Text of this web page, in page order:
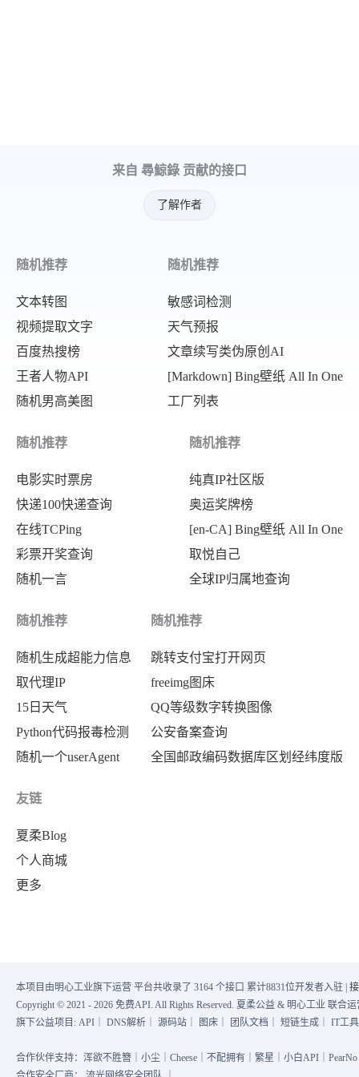
来自 尋鯨錄 贡献的接口
了解作者
随机推荐
文本转图
视频提取文字
百度热搜榜
王者人物API
随机男高美图
随机推荐
敏感词检测
天气预报
文章续写类伪原创AI
[Markdown] Bing壁纸 All In One
工厂列表
随机推荐
电影实时票房
快递100快递查询
在线TCPing
彩票开奖查询
随机一言
随机推荐
纯真IP社区版
奥运奖牌榜
[en-CA] Bing壁纸 All In One
取悦自己
全球IP归属地查询
随机推荐
随机生成超能力信息
取代理IP
15日天气
Python代码报毒检测
随机一个userAgent
随机推荐
跳转支付宝打开网页
freeimg图床
QQ等级数字转换图像
公安备案查询
全国邮政编码数据库区划经纬度版
友链
夏柔Blog
个人商城
更多
本项目由明心工业旗下运营 平台共收录了 3164 个接口 累计8831位开发者入驻 |
Copyright © 2021 - 2026 免费API. All Rights Reserved. 夏柔公益 & 明心工业 联合
旗下公益项目: API DNS解析 源码站 图床 团队文档 短链生成 IT工
合作伙伴支持：浑欲不胜簪｜小尘｜Cheese｜不配拥有｜繁星｜小白API｜